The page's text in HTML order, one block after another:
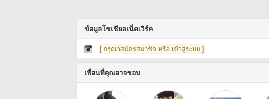
ข้อมูลโซเชียลเน็ตเวิร์ค
[ กรุณาสมัครสมาชิก หรือ เข้าสู่ระบบ ]
เพื่อนที่คุณอาจชอบ